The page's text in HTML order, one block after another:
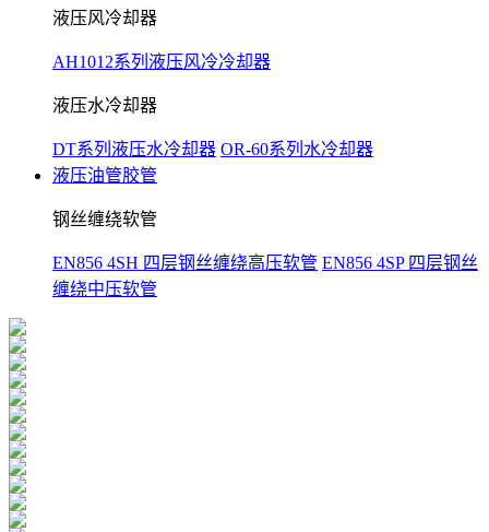
液压风冷却器
AH1012系列液压风冷冷却器
液压水冷却器
DT系列液压水冷却器 OR-60系列水冷却器
液压油管胶管
钢丝缠绕软管
EN856 4SH 四层钢丝缠绕高压软管 EN856 4SP 四层钢丝
缠绕中压软管